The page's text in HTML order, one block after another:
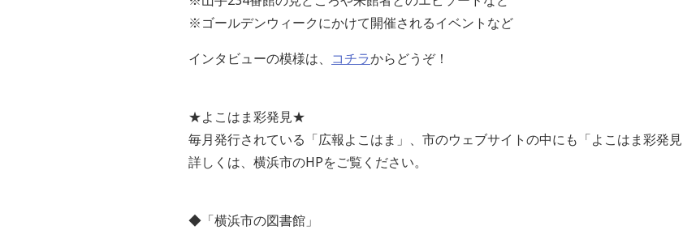
※ゴールデンウィークにかけて開催されるイベントなど
インタビューの模様は、 コチラからどうぞ！
★よこはま彩発見★
毎月発行されている「広報よこはま」、市のウェブサイトの中にも「よこはま彩発
詳しくは、横浜市のHPをご覧ください。
◆「横浜市の図書館」